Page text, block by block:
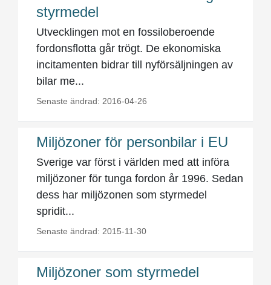
styrmedel
Utvecklingen mot en fossiloberoende
fordonsflotta går trögt. De ekonomiska
incitamenten bidrar till nyförsäljningen av
bilar me...
Senaste ändrad: 2016-04-26
Miljözoner för personbilar i EU
Sverige var först i världen med att införa
miljözoner för tunga fordon år 1996. Sedan
dess har miljözonen som styrmedel
spridit...
Senaste ändrad: 2015-11-30
Miljözoner som styrmedel